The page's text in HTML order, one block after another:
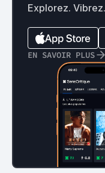
Explorez.
EN SAVOIR PLUS